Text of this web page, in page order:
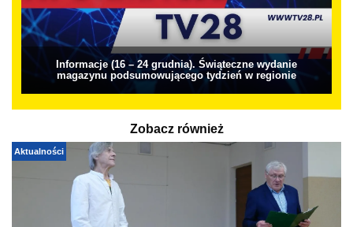
Informacje (16 – 24 grudnia). Świąteczne wydanie
magazynu podsumowującego tydzień w regionie
Zobacz również
Aktualności